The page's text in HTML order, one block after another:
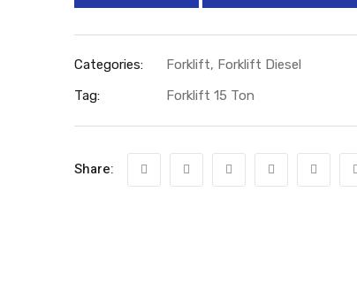
Categories: Forklift, Forklift Diesel
Tag:
Forklift 15 Ton
Share: